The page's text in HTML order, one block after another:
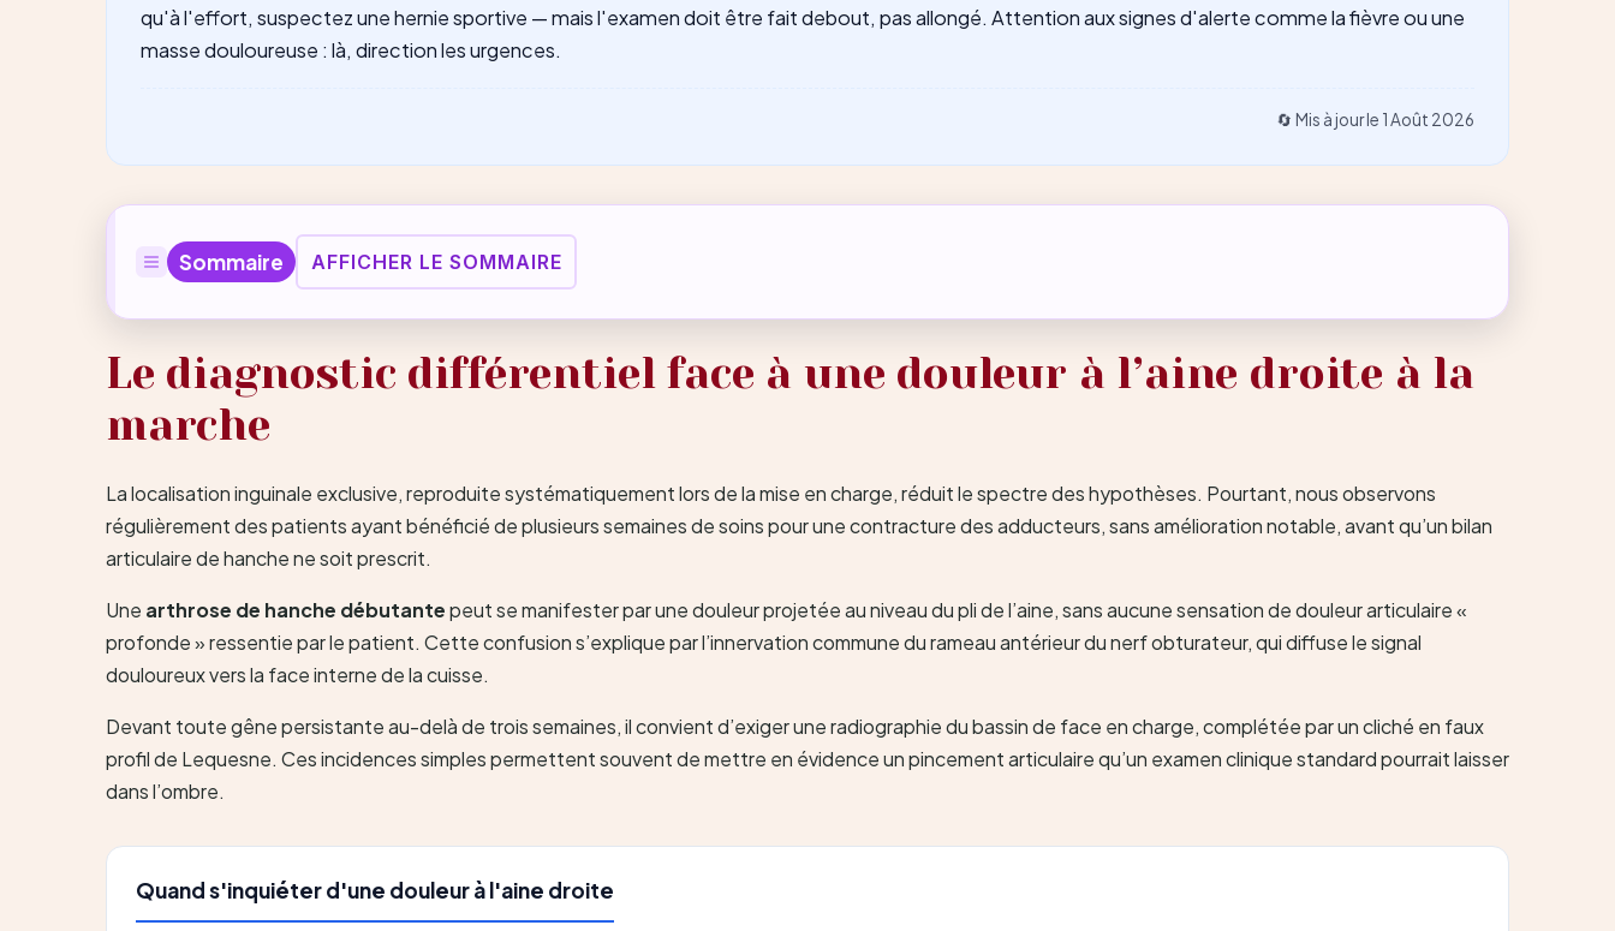
qu'à l'effort, suspectez une hernie sportive — mais l'examen doit être fait debout, pas allongé. Attention aux signes d'alerte comme la fièvre ou une
masse douloureuse : là, direction les urgences.
🔄 Mis à jour le 1 Août 2026
Sommaire AFFICHER LE SOMMAIRE
Le diagnostic différentiel face à une douleur à l’aine droite à la
marche
La localisation inguinale exclusive, reproduite systématiquement lors de la mise en charge, réduit le spectre des hypothèses. Pourtant, nous observons
régulièrement des patients ayant bénéficié de plusieurs semaines de soins pour une contracture des adducteurs, sans amélioration notable, avant qu’un bilan
articulaire de hanche ne soit prescrit.
Une arthrose de hanche débutantepeut se manifester par une douleur projetée au niveau du pli de l’aine, sans aucune sensation de douleur articulaire «
profonde » ressentie par le patient. Cette confusion s’explique par l’innervation commune du rameau antérieur du nerf obturateur, qui diffuse le signal
douloureux vers la face interne de la cuisse.
Devant toute gêne persistante au-delà de trois semaines, il convient d’exiger une radiographie du bassin de face en charge, complétée par un cliché en faux
profil de Lequesne. Ces incidences simples permettent souvent de mettre en évidence un pincement articulaire qu’un examen clinique standard pourrait laisser
dans l’ombre.
Quand s'inquiéter d'une douleur à l'aine droite